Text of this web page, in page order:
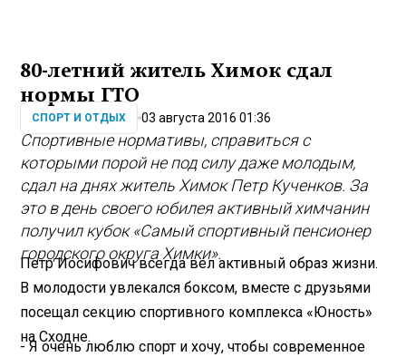
80-летний житель Химок сдал
нормы ГТО
СПОРТ И ОТДЫХ 03 августа 2016 01:36
Спортивные нормативы, справиться с
которыми порой не под силу даже молодым,
сдал на днях житель Химок Петр Кученков. За
это в день своего юбилея активный химчанин
получил кубок «Самый спортивный пенсионер
городского округа Химки».
Петр Иосифович всегда вел активный образ жизни.
В молодости увлекался боксом, вместе с друзьями
посещал секцию спортивного комплекса «Юность»
на Сходне.
- Я очень люблю спорт и хочу, чтобы современное